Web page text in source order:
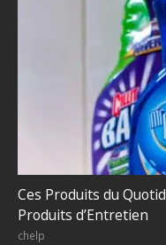
Ces Produits du
Produits d’Entretien
chelp